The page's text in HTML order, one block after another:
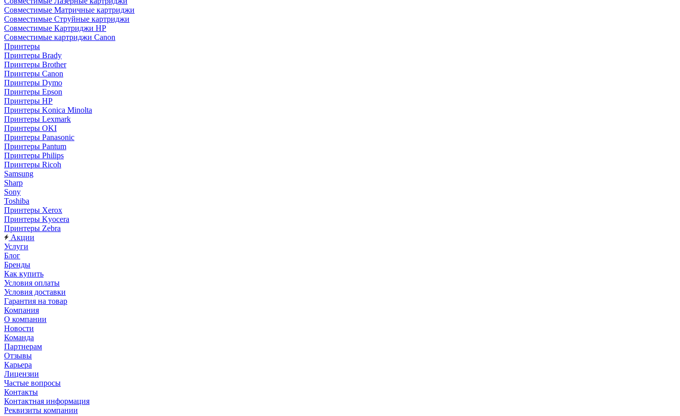
Совместимые Матричные картриджи
Совместимые Струйные картриджи
Совместимые Картриджи HP
Совместимые картриджи Canon
Принтеры
Принтеры Brady
Принтеры Brother
Принтеры Canon
Принтеры Dymo
Принтеры Epson
Принтеры HP
Принтеры Konica Minolta
Принтеры Lexmark
Принтеры OKI
Принтеры Panasonic
Принтеры Pantum
Принтеры Philips
Принтеры Ricoh
Samsung
Sharp
Sony
Toshiba
Принтеры Xerox
Принтеры Kyocera
Принтеры Zebra
Акции
Услуги
Блог
Бренды
Как купить
Условия оплаты
Условия доставки
Гарантия на товар
Компания
О компании
Новости
Команда
Партнерам
Отзывы
Карьера
Лицензии
Частые вопросы
Контакты
Контактная информация
Реквизиты компании